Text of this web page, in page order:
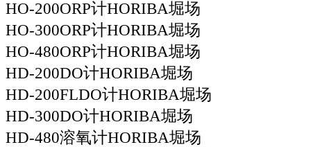
HO-200ORP计HORIBA堀场
HO-300ORP计HORIBA堀场
HO-480ORP计HORIBA堀场
HD-200DO计HORIBA堀场
HD-200FLDO计HORIBA堀场
HD-300DO计HORIBA堀场
HD-480溶氧计HORIBA堀场